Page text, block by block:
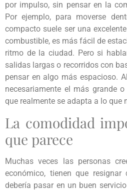
por impulso, sin pensar en la
Por ejemplo, para moverse
compacto suele ser una
combustible, es más fácil de
ritmo de la ciudad. Pero si
salidas largas o recorridos con
pensar en algo más espacioso.
necesariamente el más grande
que realmente se adapta a lo que
La comodidad
que parece
Muchas veces las personas
económico, tienen que
debería pasar en un buen